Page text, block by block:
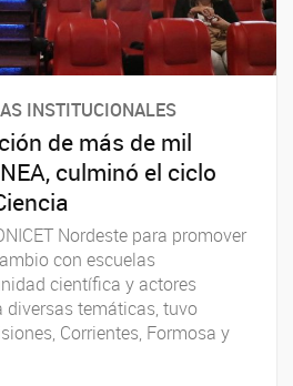
INSTITUCIONALES
de más de mil
culminó el ciclo
Nordeste para promover
con escuelas
científica y actores
temáticas, tuvo
Corrientes, Formosa y